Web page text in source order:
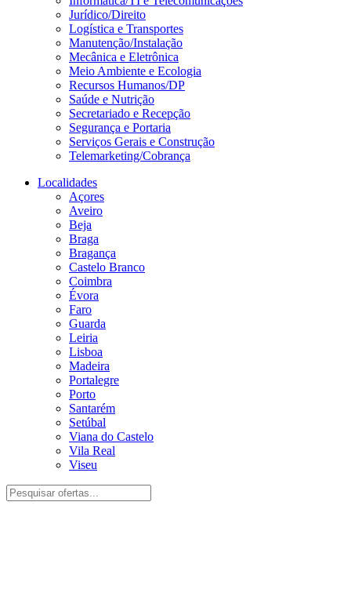
Jurídico/Direito
Logística e Transportes
Manutenção/Instalação
Mecânica e Eletrônica
Meio Ambiente e Ecologia
Recursos Humanos/DP
Saúde e Nutrição
Secretariado e Recepção
Segurança e Portaria
Serviços Gerais e Construção
Telemarketing/Cobrança
Localidades
Açores
Aveiro
Beja
Braga
Bragança
Castelo Branco
Coimbra
Évora
Faro
Guarda
Leiria
Lisboa
Madeira
Portalegre
Porto
Santarém
Setúbal
Viana do Castelo
Vila Real
Viseu